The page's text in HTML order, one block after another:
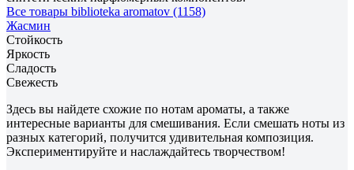
Все товары biblioteka aromatov (1158)
Жасмин
Стойкость
Яркость
Сладость
Свежесть
Здесь вы найдете схожие по нотам ароматы, а также
интересные варианты для смешивания. Если смешать ноты из
разных категорий, получится удивительная композиция.
Экспериментируйте и наслаждайтесь творчеством!